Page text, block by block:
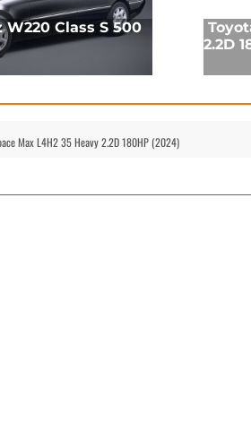
W220 Class S 500
2.2D
Max L4H2 35 Heavy 2.2D 180HP (2024)